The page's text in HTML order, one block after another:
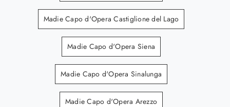
Madie Capo d'Opera Castiglione del Lago
Madie Capo d'Opera Siena
Madie Capo d'Opera Sinalunga
Madie Capo d'Opera Arezzo